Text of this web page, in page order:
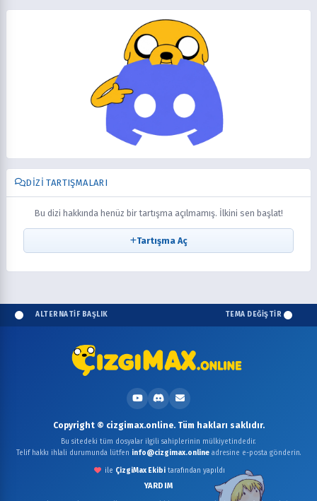
DIZI TARTIŞMALARI
Bu dizi hakkında henüz bir tartışma açılmamış. İlkini sen başlat!
Tartışma Aç
ALTERNATİF BAŞLIK TEMA DEĞİŞTİR
YARDIM
Copyright © cizgimax.online. Tüm hakları saklıdır.
Bu sitedeki tüm dosyalar ilgili sahiplerinin mülkiyetindedir.
Telif hakkı ihlali durumunda lütfen info@cizgimax.onlineadresine e-posta gönderin.
ile ÇizgiMax Ekibitarafından yapıldı